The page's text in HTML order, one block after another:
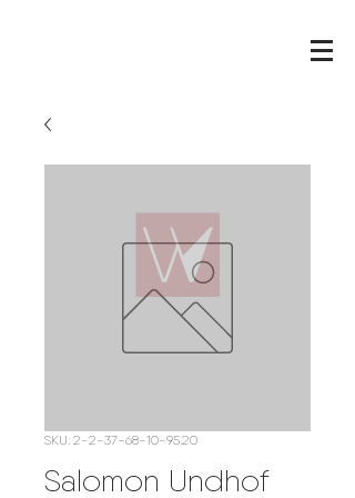
SKU: 2-2-37-68-10-95.20
Salomon Undhof